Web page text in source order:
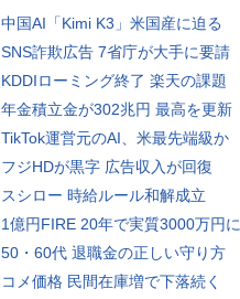
中国AI「Kimi K3」米国産に迫る
SNS詐欺広告 7省庁が大手に要請
KDDIローミング終了 楽天の課題
年金積立金が302兆円 最高を更新
TikTok運営元のAI、米最先端級か
フジHDが黒字 広告収入が回復
スシロー 時給ルール和解成立
1億円FIRE 20年で実質3000万円に
50・60代 退職金の正しい守り方
コメ価格 民間在庫増で下落続く